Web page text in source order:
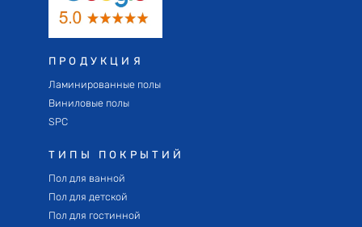
ПРОДУКЦИЯ
Ламинированные полы
Виниловые полы
SPC
ТИПЫ ПОКРЫТИЙ
Пол для ванной
Пол для детской
Пол для гостинной